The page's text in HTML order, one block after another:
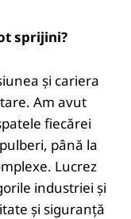
sprijini?
și cariera
Am avut
fiecărei
până la
Lucrez
industriei și
și siguranță